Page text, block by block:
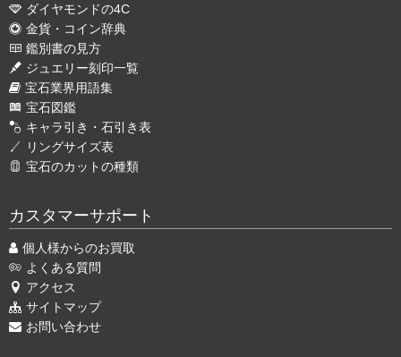
ダイヤモンドの4C
金貨・コイン辞典
鑑別書の見方
ジュエリー刻印一覧
宝石業界用語集
宝石図鑑
キャラ引き・石引き表
リングサイズ表
宝石のカットの種類
カスタマーサポート
個人様からのお買取
よくある質問
アクセス
サイトマップ
お問い合わせ